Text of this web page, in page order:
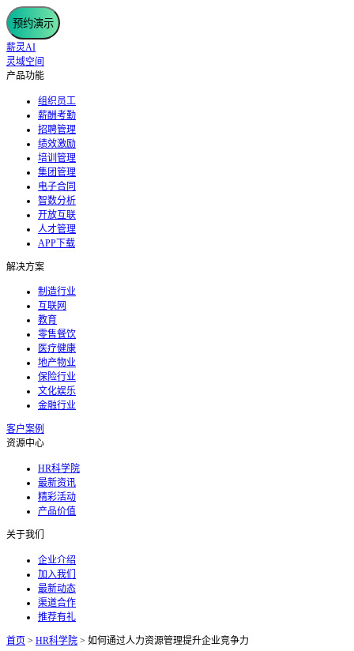
预约演示
薪灵AI
灵域空间
产品功能
组织员工
薪酬考勤
招聘管理
绩效激励
培训管理
集团管理
电子合同
智数分析
开放互联
人才管理
APP下载
解决方案
制造行业
互联网
教育
零售餐饮
医疗健康
地产物业
保险行业
文化娱乐
金融行业
客户案例
资源中心
HR科学院
最新资讯
精彩活动
产品价值
关于我们
企业介绍
加入我们
最新动态
渠道合作
推荐有礼
首页 > HR科学院 > 如何通过人力资源管理提升企业竞争力